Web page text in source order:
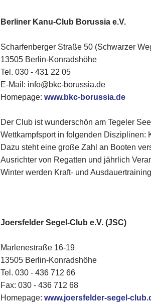
Berliner Kanu-Club Borussia e.V.
Scharfenberger Straße 50 (Schwarzer
13505 Berlin-Konradshöhe
Tel. 030 - 431 22 05
E-Mail: info@bkc-borussia.de
Homepage:www.bkc-borussia.de
Der Club ist wunderschön am Tegeler
Wettkampfsport in folgenden Disziplinen:
Dazu steht eine große Zahl an Booten
Ausrichter von Regatten und jährlich
Winter werden Kraft- und
Joersfelder Segel-Club e.V. (JSC)
Marlenestraße 16-19
13505 Berlin-Konradshöhe
Tel. 030 - 436 712 66
Fax: 030 - 436 712 68
Homepage:www.joersfelder-segel-